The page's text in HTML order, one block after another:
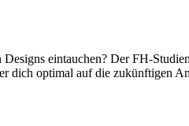
eintauchen? Der FH-
dich optimal auf die zukünftigen